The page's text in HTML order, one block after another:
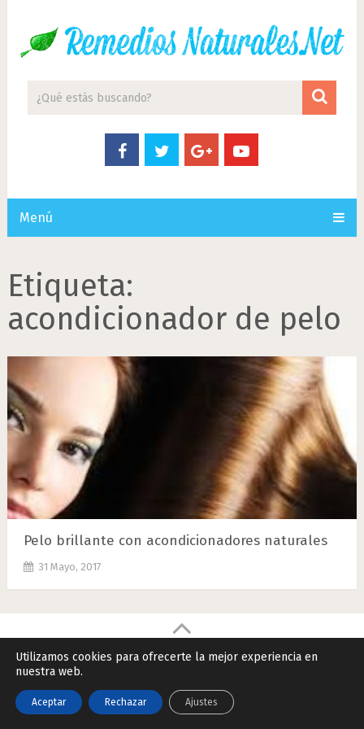
Menú
Etiqueta:
acondicionador de pelo
Pelo brillante con acondicionadores naturales
31 Mayo, 2017
Remedios Naturales.NetCopyright © 2026.
Contactar|
Utilizamos cookies para ofrecerte la mejor experiencia en
nuestra web.
Aceptar Rechazar Ajustes